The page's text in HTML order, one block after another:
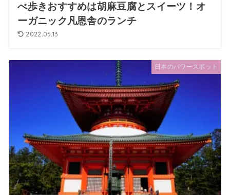
べ歩きおすすめは胡麻豆腐とスイーツ！オ
ーガニック凡恩舎のランチ
2022.05.13
日本のパワースポット